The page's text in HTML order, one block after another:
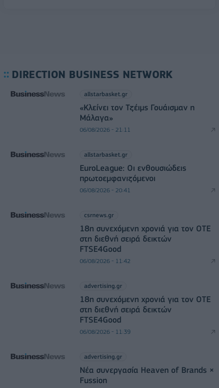
DIRECTION BUSINESS NETWORK
allstarbasket.gr
«Κλείνει τον Τζέιμς Γουάισμαν η
Μάλαγα»
06/08/2026 - 21:11
allstarbasket.gr
EuroLeague: Οι ενθουσιώδεις
πρωτοεμφανιζόμενοι
06/08/2026 - 20:41
csrnews.gr
18η συνεχόμενη χρονιά για τον ΟΤΕ
στη διεθνή σειρά δεικτών
FTSE4Good
06/08/2026 - 11:42
advertising.gr
18η συνεχόμενη χρονιά για τον ΟΤΕ
στη διεθνή σειρά δεικτών
FTSE4Good
06/08/2026 - 11:39
advertising.gr
Νέα συνεργασία Heaven of Brands ×
Fussion